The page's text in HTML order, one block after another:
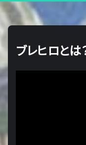
ブレヒロとは